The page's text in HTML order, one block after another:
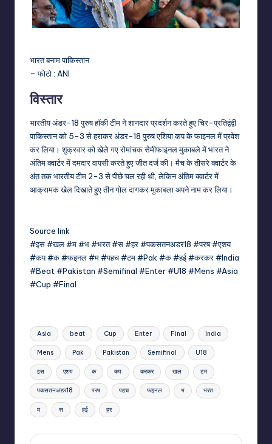
भारत बनाम पाकिस्तान
– फोटो : ANI
विस्तार
भारतीय अंडर-18 पुरुष हॉकी टीम ने शानदार प्रदर्शन करते हुए चिर-प्रतिद्वंद्वी
पाकिस्तान को 5-3 से हराकर अंडर-18 पुरुष एशिया कप के फाइनल में प्रवेश
कर लिया। शुक्रवार को खेले गए रोमांचक सेमीफाइनल मुकाबले में भारत ने
अंतिम क्वार्टर में दमदार वापसी करते हुए जीत दर्ज की। मैच के तीसरे क्वार्टर के
अंत तक भारतीय टीम 2-3 से पीछे चल रही थी, लेकिन अंतिम क्वार्टर में
आक्रामक खेल दिखाते हुए तीन गोल दागकर मुकाबला अपने नाम कर लिया।
Source link
#इस #खल #म #भ #भरत #स #हर #पकसतनअडर18 #परष #एशय
#कप #क #फइनल #म #पहच #टम #Pak #क #हई #करकर #India
#Beat #Pakistan #Semifinal #Enter #U18 #Mens #Asia
#Cup #Final
Tags:
Asia beat Cup Enter Final India
Mens Pak Pakistan Semifinal U18
इस एशय क कप करकर खल टम
पकसतनअडर18 परष पहच फइनल भ भरत
म स हई हर